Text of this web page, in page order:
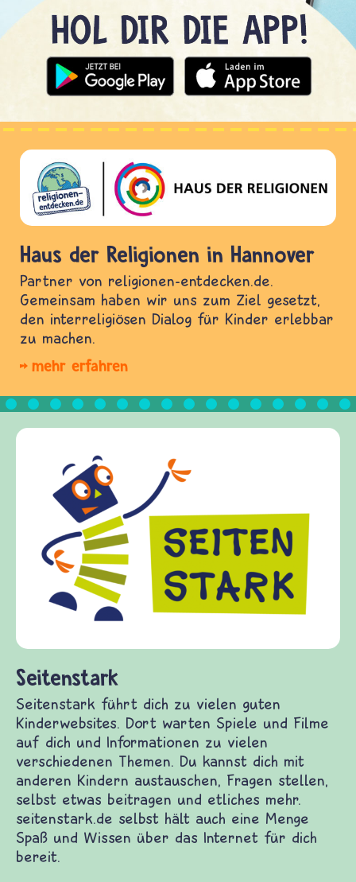
Haus der Religionen in Hannover
Partner von religionen-entdecken.de.
Gemeinsam haben wir uns zum Ziel gesetzt,
den interreligiösen Dialog für Kinder erlebbar
zu machen.
mehr erfahren
Dort warten Spiele und Filme auf
Themen. Du kannst dich mit anderen
etwas beitragen und etliches mehr.
Frieden Fragen
frieden-fragen.de ist ein Internet-Angebot für
Kinder, Eltern und ErzieherInnen das zu
Fragen von Krieg und Frieden, Streit und
Gewalt informiert und einen Austausch zu
diesem Themenbereich ermöglicht. frieden-
fragen.de bietet Antworten auf wichtige
und Frieden, Streit und Gewalt.